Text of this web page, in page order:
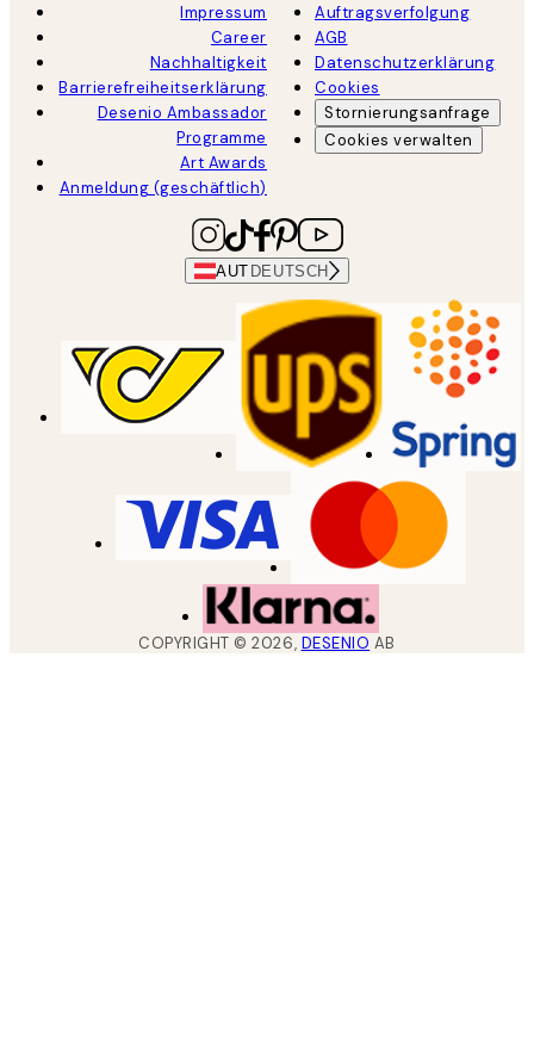
Impressum
Career
Nachhaltigkeit
Barrierefreiheitserklärung
Desenio Ambassador
Programme
Art Awards
Anmeldung (geschäftlich)
Auftragsverfolgung
AGB
Datenschutzerklärung
Cookies
Stornierungsanfrage
Cookies verwalten
AUT DEUTSCH
COPYRIGHT ©2026, DESENIO AB